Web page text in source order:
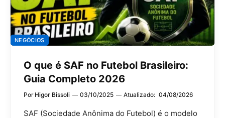
NEGÓCIOS
O que é SAF no Futebol Brasileiro:
Guia Completo 2026
Por Higor Bissoli 03/10/2025 Atualizado: 04/08/2026
SAF (Sociedade Anônima do Futebol) é o modelo